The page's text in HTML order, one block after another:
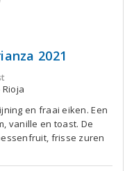
2021
en fraai eiken. Een
vanille en toast. De
frisse zuren